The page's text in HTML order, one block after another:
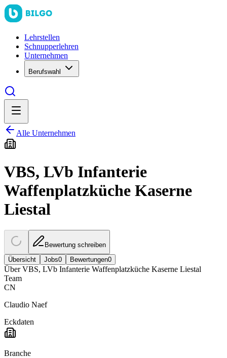
Lehrstellen
Schnupperlehren
Unternehmen
Berufswahl
Alle Unternehmen
VBS, LVb Infanterie
Waffenplatzküche Kaserne
Liestal
Bewertung schreiben
Übersicht
Jobs0 Bewertungen0
ÜberVBS, LVb Infanterie Waffenplatzküche Kaserne Liestal
Team
CN
Claudio Naef
Eckdaten
Branche